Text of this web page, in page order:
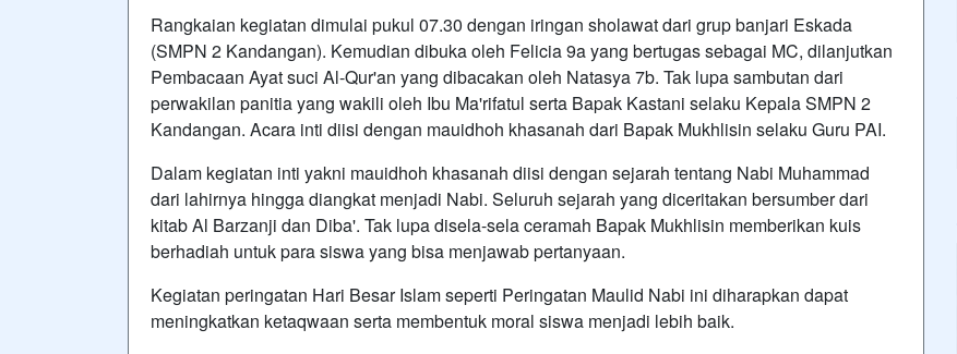
Rangkaian kegiatan dimulai pukul 07.30 dengan iringan sholawat dari grup banjari Eskada
(SMPN 2 Kandangan). Kemudian dibuka oleh Felicia 9a yang bertugas sebagai MC, dilanjutkan
Pembacaan Ayat suci Al-Qur'an yang dibacakan oleh Natasya 7b. Tak lupa sambutan dari
perwakilan panitia yang wakili oleh Ibu Ma'rifatul serta Bapak Kastani selaku Kepala SMPN 2
Kandangan. Acara inti diisi dengan mauidhoh khasanah dari Bapak Mukhlisin selaku Guru PAI.
Dalam kegiatan inti yakni mauidhoh khasanah diisi dengan sejarah tentang Nabi Muhammad
dari lahirnya hingga diangkat menjadi Nabi. Seluruh sejarah yang diceritakan bersumber dari
kitab Al Barzanji dan Diba'. Tak lupa disela-sela ceramah Bapak Mukhlisin memberikan kuis
berhadiah untuk para siswa yang bisa menjawab pertanyaan.
Kegiatan peringatan Hari Besar Islam seperti Peringatan Maulid Nabi ini diharapkan dapat
meningkatkan ketaqwaan serta membentuk moral siswa menjadi lebih baik.